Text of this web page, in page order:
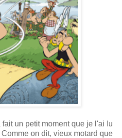
un petit moment que je l'ai lu
Comme on dit, vieux motard que